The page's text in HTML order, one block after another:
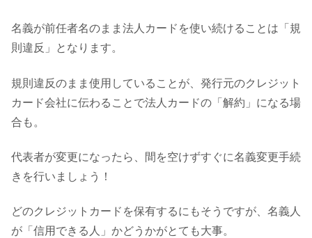
名義が前任者名のまま法人カードを使い続けることは「規
則違反」となります。
規則違反のまま使用していることが、発行元のクレジット
カード会社に伝わることで法人カードの「解約」になる場
合も。
代表者が変更になったら、間を空けずすぐに名義変更手続
きを行いましょう！
どのクレジットカードを保有するにもそうですが、名義人
が「信用できる人」かどうかがとても大事。